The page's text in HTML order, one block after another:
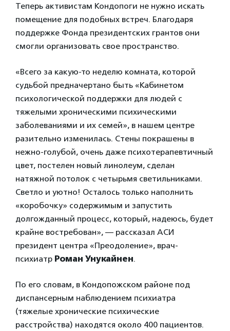
Теперь активистам Кондопоги не нужно искать
помещение для подобных встреч. Благодаря
поддержке Фонда президентских грантов они
смогли организовать свое пространство.
«Всего за какую-то неделю комната, которой
судьбой предначертано быть «Кабинетом
психологической поддержки для людей с
тяжелыми хроническими психическими
заболеваниями и их семей», в нашем центре
разительно изменилась. Стены покрашены в
нежно-голубой, очень даже психотерапевтичный
цвет, постелен новый линолеум, сделан
натяжной потолок с четырьмя светильниками.
Светло и уютно! Осталось только наполнить
«коробочку» содержимым и запустить
долгожданный процесс, который, надеюсь, будет
крайне востребован», — рассказал АСИ
президент центра «Преодоление», врач-
психиатр Роман Унукайнен.
По его словам, в Кондопожском районе под
диспансерным наблюдением психиатра
(тяжелые хронические психические
расстройства) находятся около 400 пациентов.